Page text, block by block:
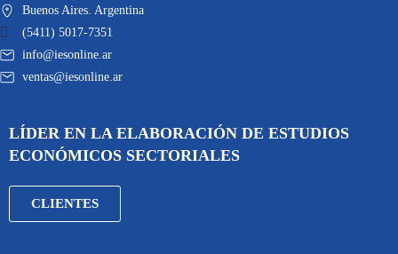
Buenos Aires. Argentina
(5411) 5017-7351
info@iesonline.ar
ventas@iesonline.ar
LÍDER EN LA ELABORACIÓN DE ESTUDIOS
ECONÓMICOS SECTORIALES
CLIENTES